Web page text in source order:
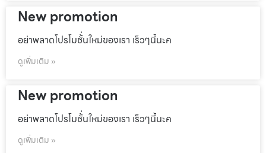
New promotion
อย่าพลาดโปรโมชั้่นใหม่ของเรา เร็วๆนี้นะค
ดูเพิ่มเติม »
New promotion
อย่าพลาดโปรโมชั้่นใหม่ของเรา เร็วๆนี้นะค
ดูเพิ่มเติม »